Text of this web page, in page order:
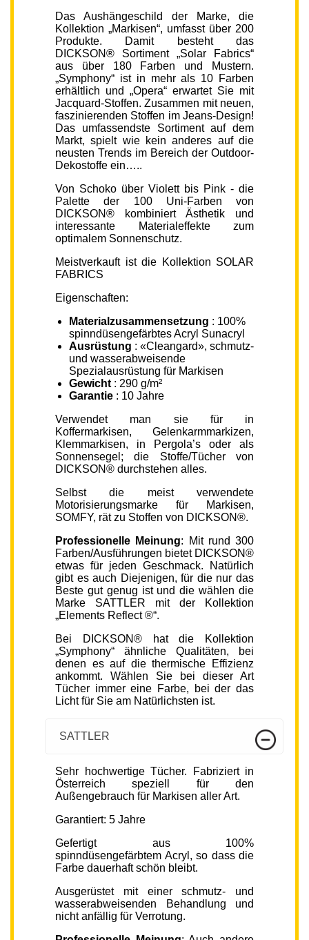
Das Aushängeschild der Marke, die
Kollektion „Markisen“, umfasst über 200
Produkte. Damit besteht das
DICKSON® Sortiment „Solar Fabrics“
aus über 180 Farben und Mustern.
„Symphony“ ist in mehr als 10 Farben
erhältlich und „Opera“ erwartet Sie mit
Jacquard-Stoffen. Zusammen mit neuen,
faszinierenden Stoffen im Jeans-Design!
Das umfassendste Sortiment auf dem
Markt, spielt wie kein anderes auf die
neusten Trends im Bereich der Outdoor-
Dekostoffe ein…..
Von Schoko über Violett bis Pink - die
Palette der 100 Uni-Farben von
DICKSON® kombiniert Ästhetik und
interessante Materialeffekte zum
optimalem Sonnenschutz.
Meistverkauft ist die Kollektion SOLAR
FABRICS
Eigenschaften:
Materialzusammensetzung : 100%
spinndüsengefärbtes Acryl Sunacryl
Ausrüstung : «Cleangard», schmutz-
und wasserabweisende
Spezialausrüstung für Markisen
Gewicht : 290 g/m²
Garantie : 10 Jahre
Verwendet man sie für in
Koffermarkisen, Gelenkarmmarkizen,
Klemmarkisen, in Pergola’s oder als
Sonnensegel; die Stoffe/Tücher von
DICKSON® durchstehen alles.
Selbst die meist verwendete
Motorisierungsmarke für Markisen,
SOMFY, rät zu Stoffen von DICKSON®.
Professionelle Meinung: Mit rund 300
Farben/Ausführungen bietet DICKSON®
etwas für jeden Geschmack. Natürlich
gibt es auch Diejenigen, für die nur das
Beste gut genug ist und die wählen die
Marke SATTLER mit der Kollektion
„Elements Reflect ®“.
Bei DICKSON® hat die Kollektion
„Symphony“ ähnliche Qualitäten, bei
denen es auf die thermische Effizienz
ankommt. Wählen Sie bei dieser Art
Tücher immer eine Farbe, bei der das
Licht für Sie am Natürlichsten ist.
SATTLER
Sehr hochwertige Tücher. Fabriziert in
Österreich speziell für den
Außengebrauch für Markisen aller Art.
Garantiert: 5 Jahre
Gefertigt aus 100%
spinndüsengefärbtem Acryl, so dass die
Farbe dauerhaft schön bleibt.
Ausgerüstet mit einer schmutz- und
wasserabweisenden Behandlung und
nicht anfällig für Verrotung.